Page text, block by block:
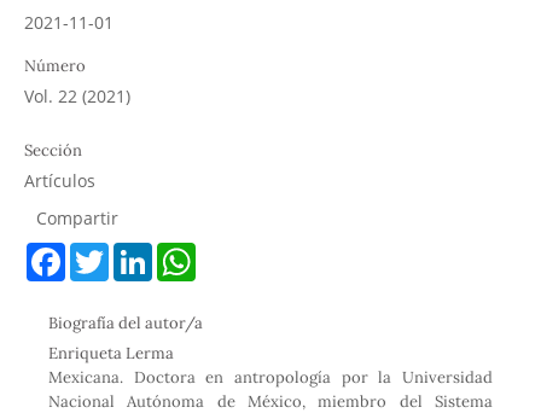
2021-11-01
Número
Vol. 22 (2021)
Sección
Artículos
Compartir
F
b
o
k
T
w
t
e
L
e
d
n
W
s
p
Biografía del autor/a
Enriqueta Lerma
Mexicana. Doctora en antropología por la Universidad
Nacional Autónoma de México, miembro del Sistema